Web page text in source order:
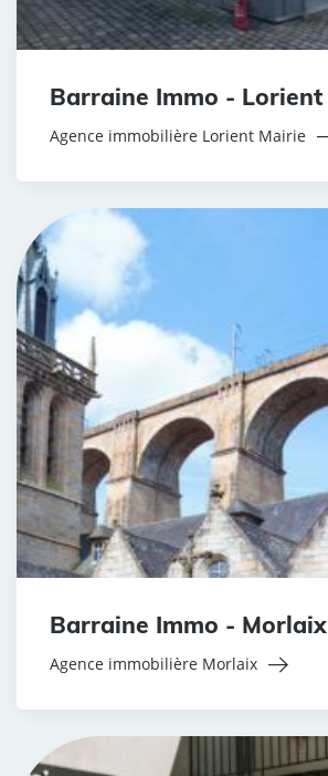
Barraine Immo - Lorient
Agence immobilière Lorient Mairie
Barraine Immo - Morlaix
Agence immobilière Morlaix